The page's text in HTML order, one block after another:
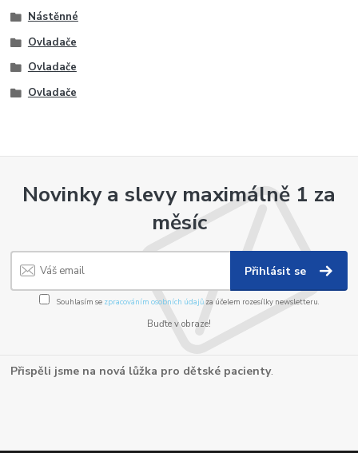
Nástěnné
Ovladače
Ovladače
Ovladače
Novinky a slevy maximálně 1 za
měsíc
Přihlásit se
Souhlasím se zpracováním osobních údajůza účelem rozesílky newsletteru.
Buďte v obraze!
Přispěli jsme na nová lůžka pro dětské pacienty.